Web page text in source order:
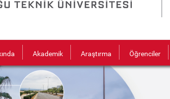
Akademik Araştırma Öğrenciler